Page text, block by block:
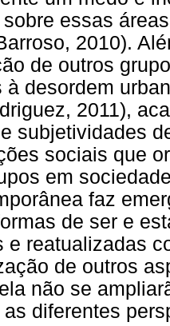
essas
2010).
de outros
à desordem
2011),
subjetividades
sociais que
em
faz
de ser e
e reatualizadas
de outros
não se
as diferentes